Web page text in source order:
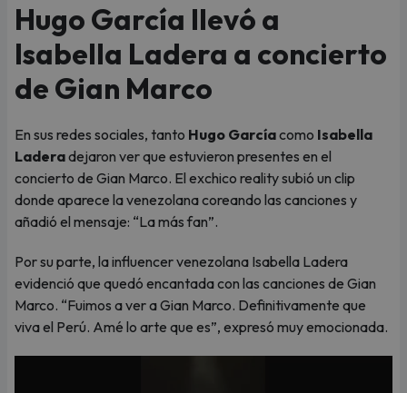
Hugo García llevó a
Isabella Ladera a concierto
de Gian Marco
En sus redes sociales, tanto Hugo Garcíacomo Isabella
Laderadejaron ver que estuvieron presentes en el
concierto de Gian Marco. El exchico reality subió un clip
donde aparece la venezolana coreando las canciones y
añadió el mensaje: “La más fan”.
Por su parte, la influencer venezolana Isabella Ladera
evidenció que quedó encantada con las canciones de Gian
Marco. “Fuimos a ver a Gian Marco. Definitivamente que
viva el Perú. Amé lo arte que es”, expresó muy emocionada.